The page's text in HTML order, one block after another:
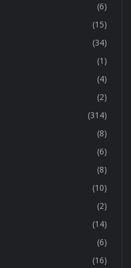
(6)
(15)
(34)
(1)
(4)
(2)
(314)
(8)
(6)
(8)
(10)
(2)
(14)
(6)
(16)